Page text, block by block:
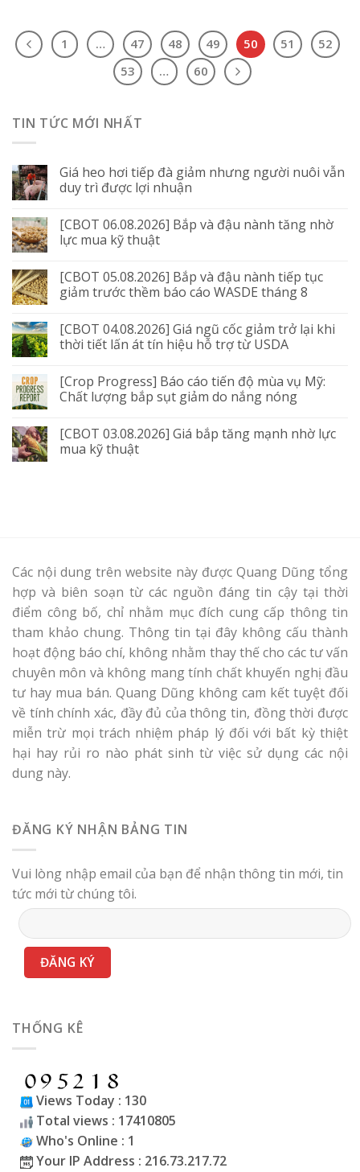
1 … 47 48 49 50 51
52
53
… 60
TIN TỨC MỚI NHẤT
Giá heo hơi tiếp đà giảm nhưng người nuôi vẫn
duy trì được lợi nhuận
[CBOT 06.08.2026] Bắp và đậu nành tăng nhờ
lực mua kỹ thuật
[CBOT 05.08.2026] Bắp và đậu nành tiếp tục
giảm trước thềm báo cáo WASDE tháng 8
[CBOT 04.08.2026] Giá ngũ cốc giảm trở lại khi
thời tiết lấn át tín hiệu hỗ trợ từ USDA
[Crop Progress] Báo cáo tiến độ mùa vụ Mỹ:
Chất lượng bắp sụt giảm do nắng nóng
[CBOT 03.08.2026] Giá bắp tăng mạnh nhờ lực
mua kỹ thuật
Các nội dung trên website này được Quang Dũng tổng
hợp và biên soạn từ các nguồn đáng tin cậy tại thời
điểm công bố, chỉ nhằm mục đích cung cấp thông tin
tham khảo chung. Thông tin tại đây không cấu thành
hoạt động báo chí, không nhằm thay thế cho các tư vấn
chuyên môn và không mang tính chất khuyến nghị đầu
tư hay mua bán. Quang Dũng không cam kết tuyệt đối
về tính chính xác, đầy đủ của thông tin, đồng thời được
miễn trừ mọi trách nhiệm pháp lý đối với bất kỳ thiệt
hại hay rủi ro nào phát sinh từ việc sử dụng các nội
dung này.
ĐĂNG KÝ NHẬN BẢNG TIN
Vui lòng nhập email của bạn để nhận thông tin mới, tin
tức mới từ chúng tôi.
THỐNG KÊ
Views Today : 130
Total views : 17410805
Who's Online : 1
Your IP Address : 216.73.217.72